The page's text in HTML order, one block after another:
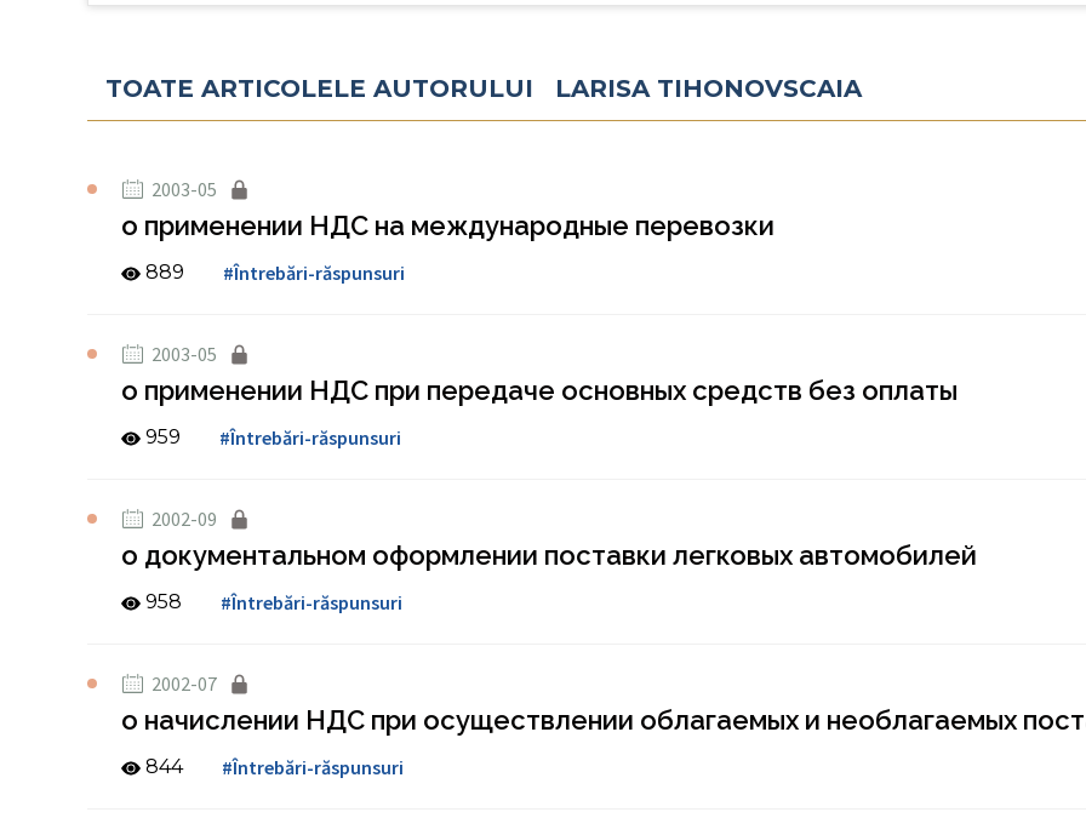
TOATE ARTICOLELE AUTORULUI LARISA TIHONOVSCAIA
2003-05
о применении НДС на международные перевозки
889 #Întrebări-răspunsuri
2003-05
о применении НДС при передаче основных средств без оплаты
959 #Întrebări-răspunsuri
2002-09
о документальном оформлении поставки легковых автомобилей
958 #Întrebări-răspunsuri
2002-07
о начислении НДС при осуществлении облагаемых и необлагаемых
844 #Întrebări-răspunsuri